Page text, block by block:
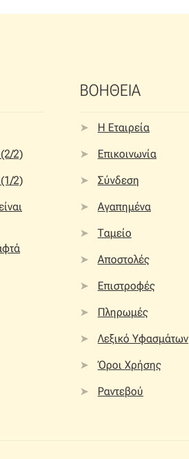
(2/2)
(1/2)
ΒΟΗΘΕΙΑ
Η Εταιρεία
Επικοινωνία
Σύνδεση
Αγαπημένα
Ταμείο
Αποστολές
Επιστροφές
Πληρωμές
Λεξικό Υφασμάτων
Όροι Χρήσης
Ραντεβού